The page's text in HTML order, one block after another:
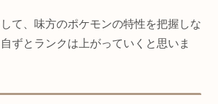
て、味方のポケモンの特性を把握しな
ずとランクは上がっていくと思いま